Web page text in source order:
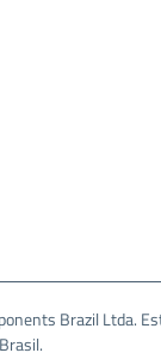
Brazil Ltda.